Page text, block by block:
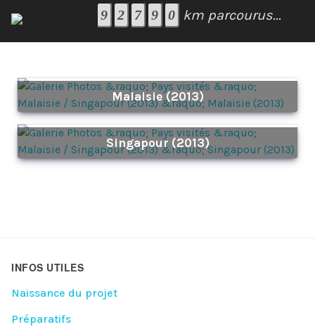
km parcourus...
Malaisie (2013)
Singapour (2013)
INFOS UTILES
Naissance du projet
Préparatifs